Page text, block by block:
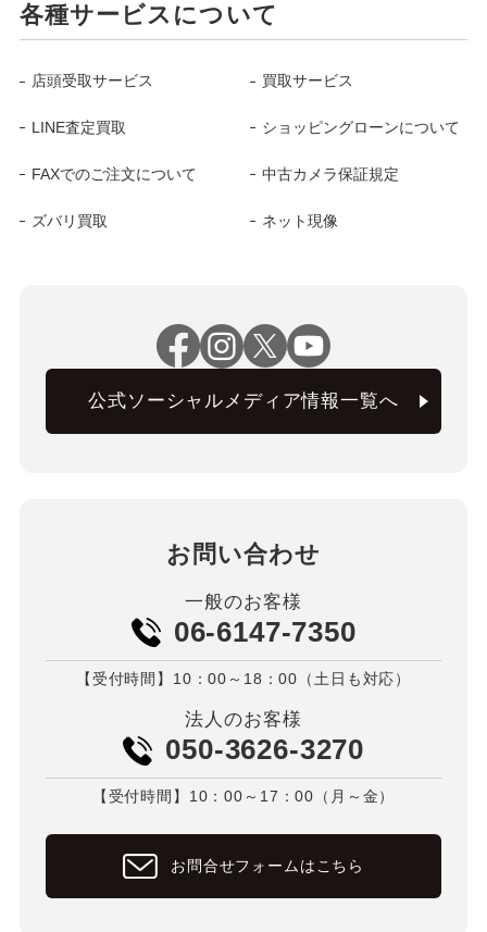
各種サービスについて
店頭受取サービス 買取サービス
LINE査定買取 ショッピングローンについて
FAXでのご注文について 中古カメラ保証規定
ズバリ買取 ネット現像
公式ソーシャルメディア情報一覧へ
お問い合わせ
一般のお客様
06-6147-7350
【受付時間】10：00～18：00（土日も対応）
法人のお客様
050-3626-3270
【受付時間】10：00～17：00（月～金）
お問合せフォームはこちら